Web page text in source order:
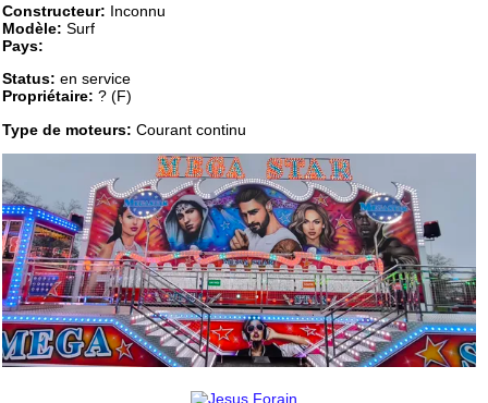
Constructeur: Inconnu
Modèle: Surf
Pays:
Status: en service
Propriétaire: ? (F)
Type de moteurs: Courant continu